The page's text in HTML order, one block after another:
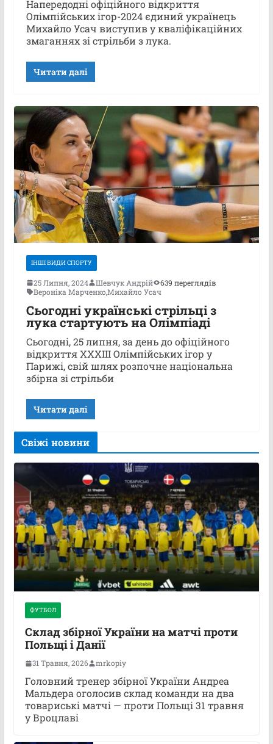
Напередодні офіційного відкриття
Олімпійських ігор-2024 єдиний українець
Михайло Усач виступив у кваліфікаційних
змаганнях зі стрільби з лука.
Читати далі
ІНШІ ВИДИ СПОРТУ
25 Липня, 2024 Шевчук Андрій
639 переглядів
Вероніка Марченко,Михайло Усач
Сьогодні українські стрільці з
лука стартують на Олімпіаді
Сьогодні, 25 липня, за день до офіційного
відкриття ХХХІІІ Олімпійських ігор у
Парижі, свій шлях розпочне національна
збірна зі стрільби
Читати далі
Свіжі новини
ФУТБОЛ
Склад збірної України на матчі проти
Польщі і Данії
31 Травня, 2026 mrkopiy
Головний тренер збірної України Андреа
Мальдера оголосив склад команди на два
товариські матчі — проти Польщі 31 травня
у Вроцлаві